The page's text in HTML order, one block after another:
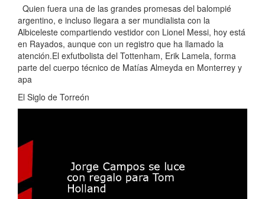
Quien fuera una de las grandes promesas del balompié
argentino, e incluso llegara a ser mundialista con la
Albiceleste compartiendo vestidor con Lionel Messi, hoy está
en Rayados, aunque con un registro que ha llamado la
atención.El exfutbolista del Tottenham, Erik Lamela, forma
parte del cuerpo técnico de Matías Almeyda en Monterrey y
apa
El Siglo de Torreón